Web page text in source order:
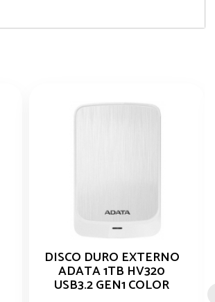
DISCO DURO EXTERNO
ADATA 1TB HV320
USB3.2 GEN1 COLOR